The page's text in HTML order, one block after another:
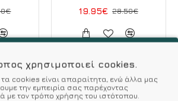
19.95€ 28.50€
DEALS HOT DEALS
χρησιμοποιεί cookies.
cookies είναι απαραίτητα, ενώ άλλα μας
την εμπειρία σας παρέχοντας
με τον τρόπο χρήσης του ιστότοπου.